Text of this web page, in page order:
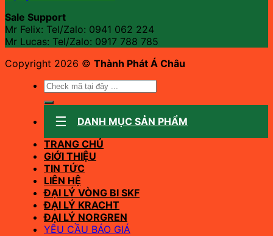
Sale Support
Mr Felix: Tel/Zalo: 0941 062 224
Mr Lucas: Tel/Zalo: 0917 788 785
Copyright 2026 © Thành Phát Á Châu
Tìm
kiếm:
DANH MỤC SẢN PHẨM
TRANG CHỦ
GIỚI THIỆU
TIN TỨC
LIÊN HỆ
ĐẠI LÝ VÒNG BI SKF
ĐẠI LÝ KRACHT
ĐẠI LÝ NORGREN
YÊU CẦU BÁO GIÁ